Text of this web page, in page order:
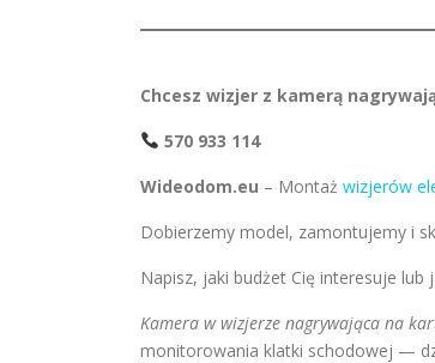
Chcesz wizjer z kamerą
570 933 114
Wideodom.eu – Montaż wizjerów
Dobierzemy model, zamontujemy i
Napisz, jaki budżet Cię interesuje lub
Kamera w wizjerze nagrywająca na
monitorowania klatki schodowej —